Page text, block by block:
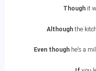
Though it
Althoughthe
Even though he’s a